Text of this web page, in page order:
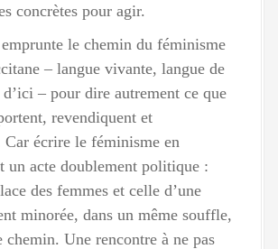
concrètes pour agir.
le chemin du féminisme
– langue vivante, langue de
– pour dire autrement ce que
revendiquent et
Car écrire le féminisme en
un acte doublement politique :
des femmes et celle d’une
minorée, dans un même souffle,
chemin. Une rencontre à ne pas